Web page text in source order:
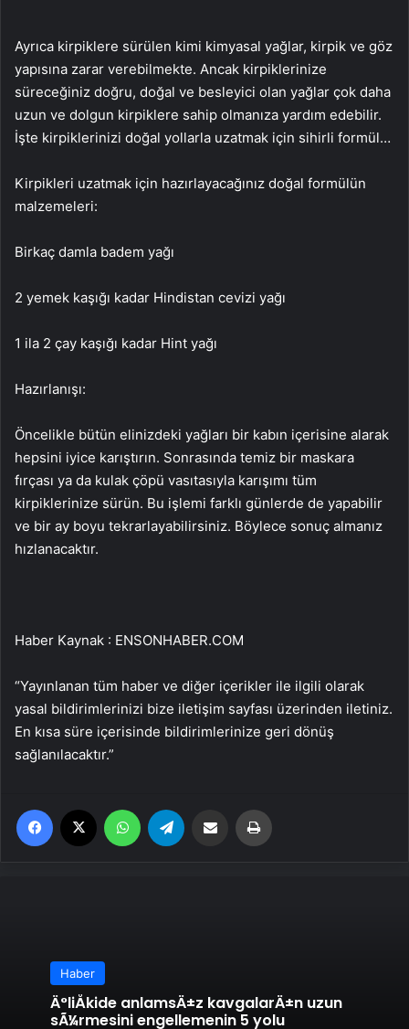
Ayrıca kirpiklere sürülen kimi kimyasal yağlar, kirpik ve göz
yapısına zarar verebilmekte. Ancak kirpiklerinize
süreceğiniz doğru, doğal ve besleyici olan yağlar çok daha
uzun ve dolgun kirpiklere sahip olmanıza yardım edebilir.
İşte kirpiklerinizi doğal yollarla uzatmak için sihirli formül…
Kirpikleri uzatmak için hazırlayacağınız doğal formülün
malzemeleri:
Birkaç damla badem yağı
2 yemek kaşığı kadar Hindistan cevizi yağı
1 ila 2 çay kaşığı kadar Hint yağı
Hazırlanışı:
Öncelikle bütün elinizdeki yağları bir kabın içerisine alarak
hepsini iyice karıştırın. Sonrasında temiz bir maskara
fırçası ya da kulak çöpü vasıtasıyla karışımı tüm
kirpiklerinize sürün. Bu işlemi farklı günlerde de yapabilir
ve bir ay boyu tekrarlayabilirsiniz. Böylece sonuç almanız
hızlanacaktır.
Haber Kaynak : ENSONHABER.COM
“Yayınlanan tüm haber ve diğer içerikler ile ilgili olarak
yasal bildirimlerinizi bize iletişim sayfası üzerinden iletiniz.
En kısa süre içerisinde bildirimlerinize geri dönüş
sağlanılacaktır.”
Facebook WhatsApp Email'den paylaş
Haber
Ä°liÅkide anlamsÄ±z kavgalarÄ±n uzun
sÃ¼rmesini engellemenin 5 yolu